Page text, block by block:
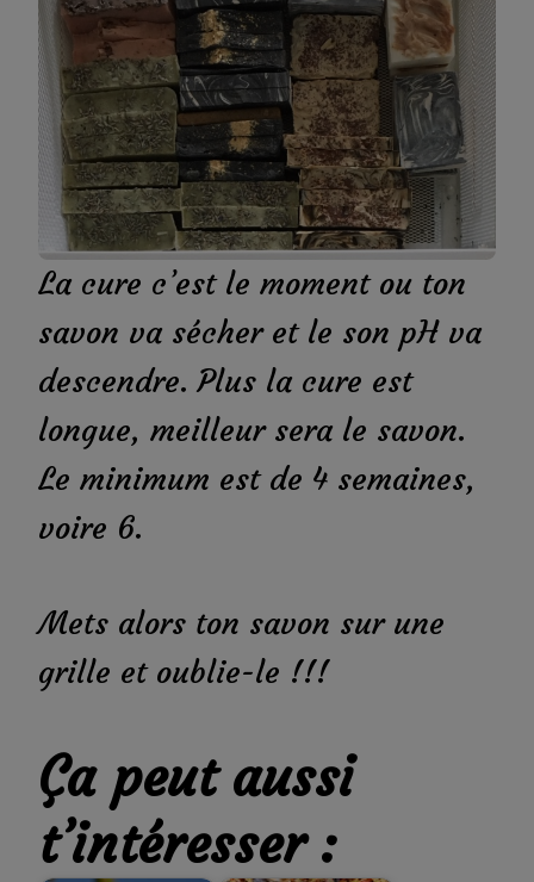
La cure c’est le moment ou ton
savon va sécher et le son pH va
descendre. Plus la cure est
longue, meilleur sera le savon.
Le minimum est de 4 semaines,
voire 6.
Mets alors ton savon sur une
grille et oublie-le !!!
Ça peut aussi
t’intéresser :